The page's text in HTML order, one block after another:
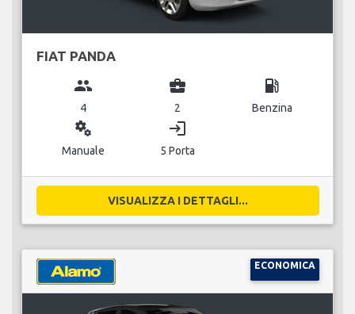
FIAT PANDA
group
4
business_center
2
local_gas_station
Benzina
miscellaneous_services
Manuale
login
5 Porta
VISUALIZZA I DETTAGLI...
ECONOMICA